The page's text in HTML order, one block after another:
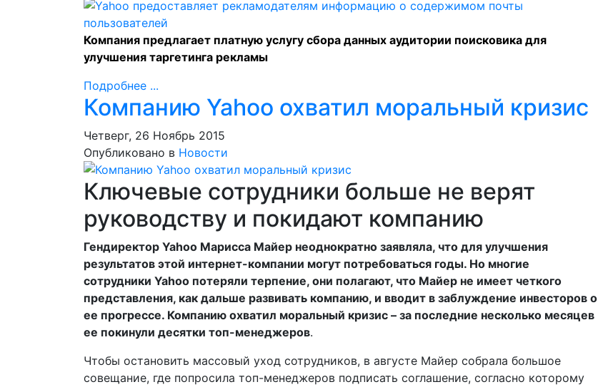
Компания предлагает платную услугу сбора данных аудитории поисковика для
улучшения таргетинга рекламы
Подробнее ...
Компанию Yahoo охватил моральный кризис
Четверг, 26 Ноябрь 2015
Опубликовано в Новости
Ключевые сотрудники больше не верят
руководству и покидают компанию
Гендиректор Yahoo Марисса Майер неоднократно заявляла, что для улучшения
результатов этой интернет-компании могут потребоваться годы. Но многие
сотрудники Yahoo потеряли терпение, они полагают, что Майер не имеет четкого
представления, как дальше развивать компанию, и вводит в заблуждение инвесторов о
ее прогрессе. Компанию охватил моральный кризис – за последние несколько месяцев
ее покинули десятки топ-менеджеров.
Чтобы остановить массовый уход сотрудников, в августе Майер собрала большое
совещание, где попросила топ-менеджеров подписать соглашение, согласно которому